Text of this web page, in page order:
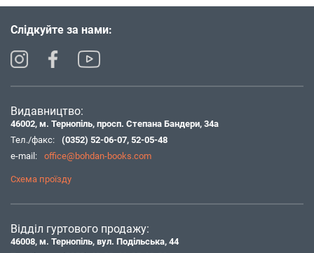
Слідкуйте за нами:
Видавництво:
46002, м. Тернопіль, просп. Степана Бандери, 34а
Тел./факс:
(0352) 52-06-07, 52-05-48
e-mail:
office@bohdan-books.com
Схема проїзду
Відділ гуртового продажу:
46008, м. Тернопіль, вул. Подільська, 44